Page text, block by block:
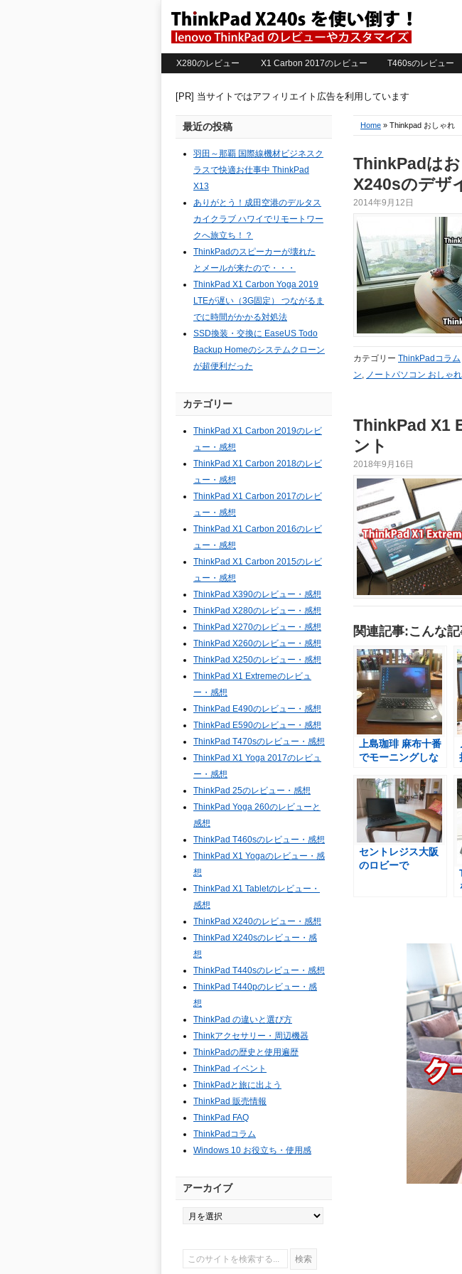
X280のレビュー X1 Carbon 2017のレビュー T460sのレビュー
[PR] 当サイトではアフィリエイト広告を利用しています
Home » Thinkpad おしゃれ
ThinkPadは
X240sのデザ
2014年9月12日
カテゴリー ThinkPadコラム
ン, ノートパソコン おしゃれ
ThinkPad X1
ント
2018年9月16日
関連記事:こんな
上島珈琲 麻布十番
でモーニングしな
セントレジス大阪
のロビーで
最近の投稿
羽田～那覇 国際線機材ビジネスク
ラスで快適お仕事中 ThinkPad
X13
ありがとう！成田空港のデルタス
カイクラブ ハワイでリモートワー
クへ旅立ち！？
ThinkPadのスピーカーが壊れた
とメールが来たので・・・
ThinkPad X1 Carbon Yoga 2019
LTEが遅い（3G固定） つながるま
でに時間がかかる対処法
SSD換装・交換に EaseUS Todo
Backup Homeのシステムクローン
が超便利だった
カテゴリー
ThinkPad X1 Carbon 2019のレビ
ュー・感想
ThinkPad X1 Carbon 2018のレビ
ュー・感想
ThinkPad X1 Carbon 2017のレビ
ュー・感想
ThinkPad X1 Carbon 2016のレビ
ュー・感想
ThinkPad X1 Carbon 2015のレビ
ュー・感想
ThinkPad X390のレビュー・感想
ThinkPad X280のレビュー・感想
ThinkPad X270のレビュー・感想
ThinkPad X260のレビュー・感想
ThinkPad X250のレビュー・感想
ThinkPad X1 Extremeのレビュ
ー・感想
ThinkPad E490のレビュー・感想
ThinkPad E590のレビュー・感想
ThinkPad T470sのレビュー・感想
ThinkPad X1 Yoga 2017のレビュ
ー・感想
ThinkPad 25のレビュー・感想
ThinkPad Yoga 260のレビューと
感想
ThinkPad T460sのレビュー・感想
ThinkPad X1 Yogaのレビュー・感
想
ThinkPad X1 Tabletのレビュー・
感想
ThinkPad X240のレビュー・感想
ThinkPad X240sのレビュー・感
想
ThinkPad T440sのレビュー・感想
ThinkPad T440pのレビュー・感
想
ThinkPad の違いと選び方
Thinkアクセサリー・周辺機器
ThinkPadの歴史と使用遍歴
ThinkPad イベント
ThinkPadと旅に出よう
ThinkPad 販売情報
ThinkPad FAQ
ThinkPadコラム
Windows 10 お役立ち・使用感
アーカイブ